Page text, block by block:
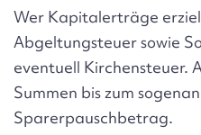
Wer Kapitalerträge
Abgeltungsteuer sowie
eventuell Kirchensteuer.
Summen bis zum
Sparerpauschbetrag.